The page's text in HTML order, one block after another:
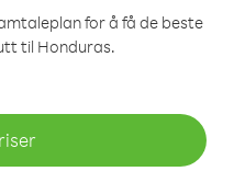
for å få de beste
til Honduras.